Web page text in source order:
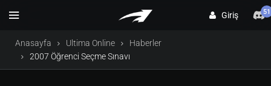
Giriş 51
Anasayfa Ultima Online
Haberler
2007 Öğrenci Seçme Sınavı